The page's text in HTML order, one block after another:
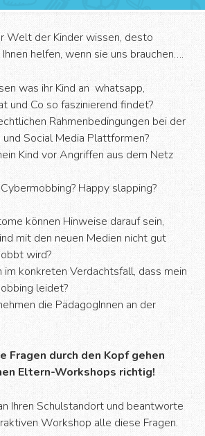
Welt der Kinder wissen, desto
helfen, wenn sie uns brauchen….
was ihr Kind an whatsapp,
und Co so faszinierend findet?
Rahmenbedingungen bei der
Social Media Plattformen?
Kind vor Angriffen aus dem Netz
Happy slapping?
können Hinweise darauf sein,
mit den neuen Medien nicht gut
wird?
konkreten Verdachtsfall, dass mein
leidet?
die PädagogInnen an der
Fragen durch den Kopf gehen
Eltern-Workshops richtig!
Ihren Schulstandort und beantworte
Workshop alle diese Fragen.